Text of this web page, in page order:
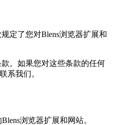
定了您对Blens浏览器扩展和
。如果您对这些条款的任何
系我们。
浏览器扩展和网站。